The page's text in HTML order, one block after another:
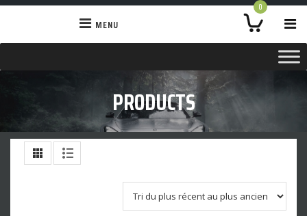
0
MENU
PRODUCTS